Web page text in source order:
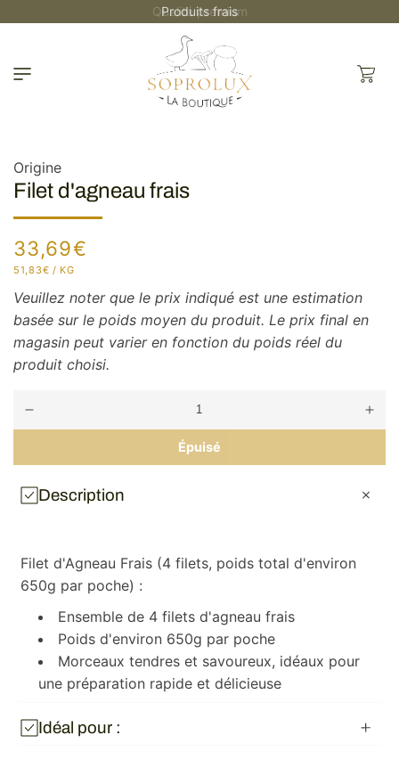
Qualité premium
Panier
Origine
Filet d'agneau frais
Prix
habituel
33,69€
PRIX
51,83€ / PAR
KG
Veuillez noter que le prix indiqué est une estimation
basée sur le poids moyen du produit. Le prix final en
magasin peut varier en fonction du poids réel du
produit choisi.
Réduire
la
Filet
frais
la
Filet
frais
Épuisé
Description
Filet d'Agneau Frais (4 filets, poids total d'environ
650g par poche) :
Ensemble de 4 filets d'agneau frais
Poids d'environ 650g par poche
Morceaux tendres et savoureux, idéaux pour
une préparation rapide et délicieuse
Idéal pour :